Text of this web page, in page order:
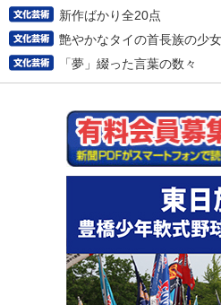
新作ばかり全20点
艶やかなタイの首長族の少
「夢」綴った言葉の数々